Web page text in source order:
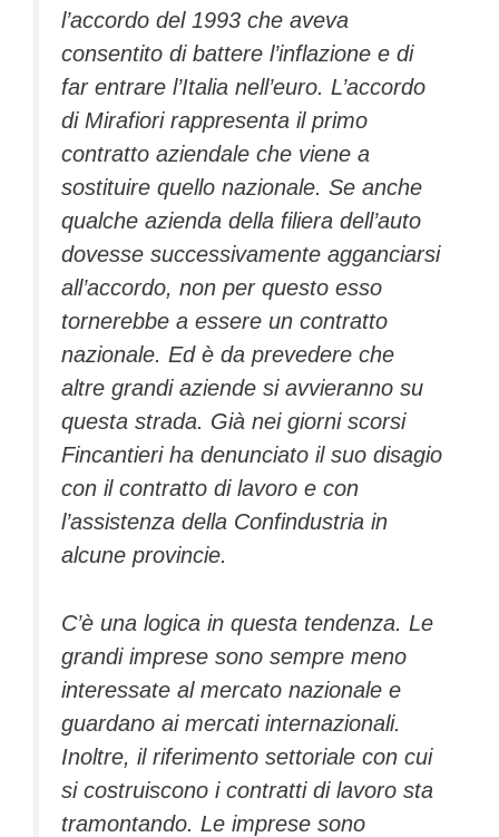
l’accordo del 1993 che aveva
consentito di battere l’inflazione e di
far entrare l’Italia nell’euro. L’accordo
di Mirafiori rappresenta il primo
contratto aziendale che viene a
sostituire quello nazionale. Se anche
qualche azienda della filiera dell’auto
dovesse successivamente agganciarsi
all’accordo, non per questo esso
tornerebbe a essere un contratto
nazionale. Ed è da prevedere che
altre grandi aziende si avvieranno su
questa strada. Già nei giorni scorsi
Fincantieri ha denunciato il suo disagio
con il contratto di lavoro e con
l’assistenza della Confindustria in
alcune provincie.
C’è una logica in questa tendenza. Le
grandi imprese sono sempre meno
interessate al mercato nazionale e
guardano ai mercati internazionali.
Inoltre, il riferimento settoriale con cui
si costruiscono i contratti di lavoro sta
tramontando. Le imprese sono